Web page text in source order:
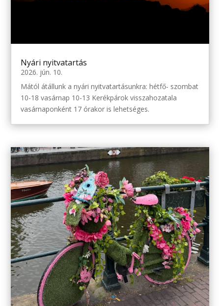
Nyári nyitvatartás
2026. jún. 10.
Mától átállunk a nyári nyitvatartásunkra: hétfő- szombat
10-18 vasárnap 10-13 Kerékpárok visszahozatala
vasárnaponként 17 órakor is lehetséges.